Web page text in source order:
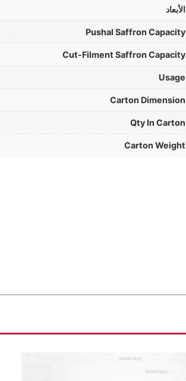
الأبعاد
Pushal Saffron Capacity
Cut-Filment Saffron Capacity
Usage
Carton Dimension
Qty In Carton
Carton Weight